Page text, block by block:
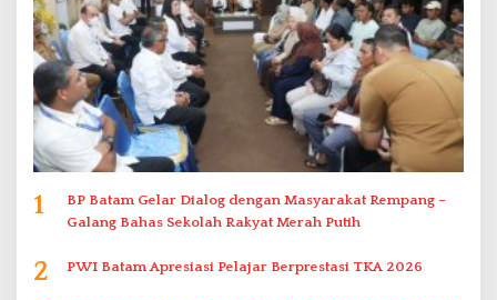
1
BP Batam Gelar Dialog dengan Masyarakat Rempang –
Galang Bahas Sekolah Rakyat Merah Putih
2 PWI Batam Apresiasi Pelajar Berprestasi TKA 2026